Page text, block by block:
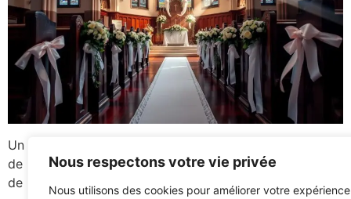
Nous respectons votre vie privée
Nous utilisons des cookies pour améliorer votre expérience
Un trousseau spécial
de mariage unique. N’oubliez pas de penser aux goûts
de la mariée. Ainsi, le trousseau reflétera son style et sa